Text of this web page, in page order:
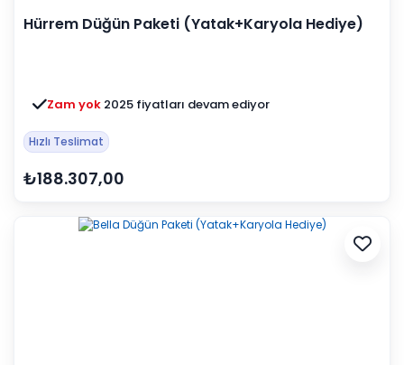
Hürrem Düğün Paketi (Yatak+Karyola Hediye)
Zam yok 2025 fiyatları devam ediyor
Hızlı Teslimat
₺188.307,00